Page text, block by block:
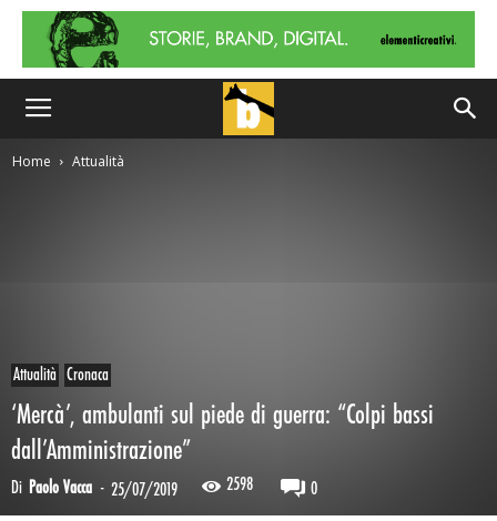
Home Attualità
Attualità Cronaca
‘Mercà’, ambulanti sul piede di guerra: “Colpi bassi
dall’Amministrazione”
Di Paolo Vacca - 25/07/2019 2598 0